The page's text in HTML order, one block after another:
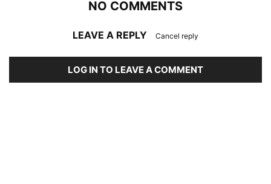
NO COMMENTS
LEAVE A REPLY Cancel reply
LOG IN TO LEAVE A COMMENT